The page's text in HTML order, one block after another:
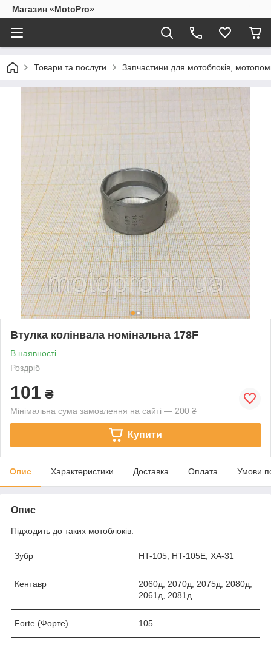
Магазин «MotoPro»
Товари та послуги Запчастини для мотоблоків,
Втулка колінвала номінальна 178F
В наявності
Роздріб
101 ₴
Мінімальна сума замовлення на сайті — 200 ₴
Купити
Опис Характеристики Доставка Оплата Умови
Опис
Підходить до таких мотоблоків:
Зубр HT-105, HT-105E, ХА-31
Кентавр
2060д, 2070д, 2075д, 2080д,
2061д, 2081д
Forte (Форте) 105